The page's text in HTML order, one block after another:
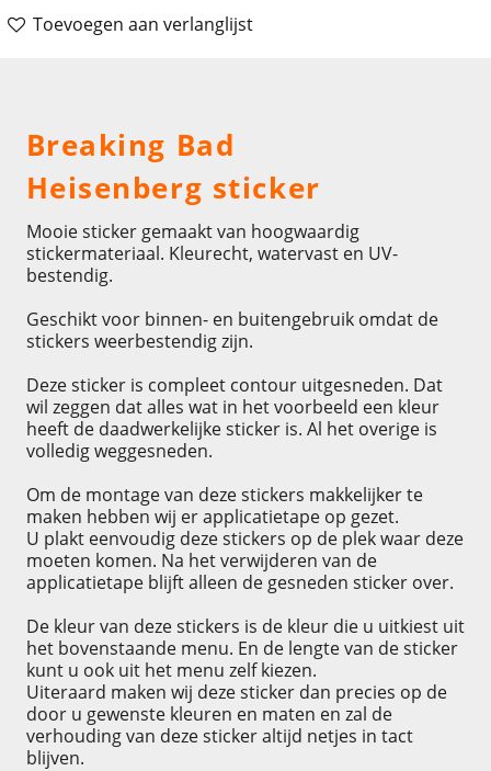
Toevoegen aan verlanglijst
Breaking Bad
Heisenberg sticker
Mooie sticker gemaakt van hoogwaardig
stickermateriaal. Kleurecht, watervast en UV-
bestendig.
Geschikt voor binnen- en buitengebruik omdat de
stickers weerbestendig zijn.
Deze sticker is compleet contour uitgesneden. Dat
wil zeggen dat alles wat in het voorbeeld een kleur
heeft de daadwerkelijke sticker is. Al het overige is
volledig weggesneden.
Om de montage van deze stickers makkelijker te
maken hebben wij er applicatietape op gezet.
U plakt eenvoudig deze stickers op de plek waar deze
moeten komen. Na het verwijderen van de
applicatietape blijft alleen de gesneden sticker over.
De kleur van deze stickers is de kleur die u uitkiest uit
het bovenstaande menu. En de lengte van de sticker
kunt u ook uit het menu zelf kiezen.
Uiteraard maken wij deze sticker dan precies op de
door u gewenste kleuren en maten en zal de
verhouding van deze sticker altijd netjes in tact
blijven.